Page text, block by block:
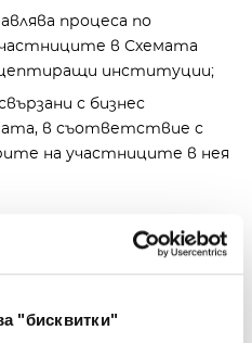
"бисквитки"
процеса по
в Схемата
институции;
с бизнес
в съответствие с
на участниците в нея
свързани с